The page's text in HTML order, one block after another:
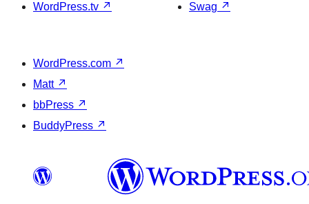
WordPress.tv ↗
Swag ↗
WordPress.com ↗
Matt ↗
bbPress ↗
BuddyPress ↗